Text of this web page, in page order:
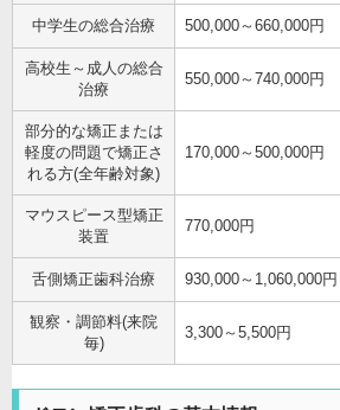
中学生の総合治療 500,000～660,000円
高校生～成人の総合
治療
550,000～740,000円
部分的な矯正または
軽度の問題で矯正さ
れる方(全年齢対象)
170,000～500,000円
マウスピース型矯正
装置
770,000円
舌側矯正歯科治療 930,000～1,060,000円
観察・調節料(来院
毎)
3,300～5,500円